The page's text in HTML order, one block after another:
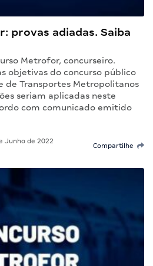
provas adiadas. Saiba
Metrofor, concurseiro.
objetivas do concurso público
de Transportes Metropolitanos
seriam aplicadas neste
com comunicado emitido
Junho de 2022
Compartilhe